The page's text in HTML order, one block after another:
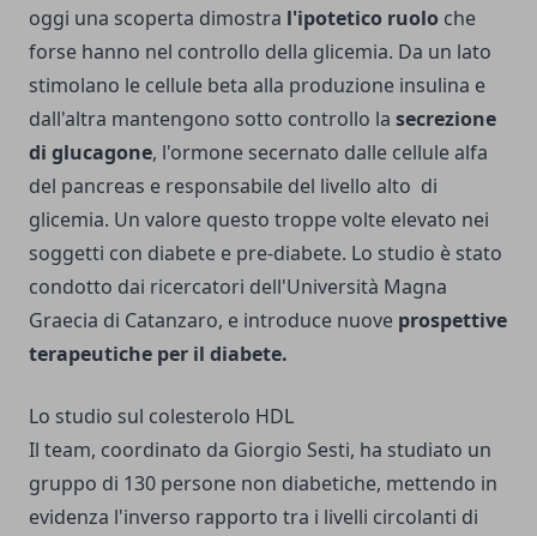
oggi una scoperta dimostra l'ipotetico ruolo che
forse hanno nel controllo della glicemia. Da un lato
stimolano le cellule beta alla produzione insulina e
dall'altra mantengono sotto controllo la secrezione
di glucagone, l'ormone secernato dalle cellule alfa
del pancreas e responsabile del livello alto di
glicemia. Un valore questo troppe volte elevato nei
soggetti con diabete e pre-diabete. Lo studio è stato
condotto dai ricercatori dell'Università Magna
Graecia di Catanzaro, e introduce nuove prospettive
terapeutiche per il diabete.
Lo studio sul colesterolo HDL
Il team, coordinato da Giorgio Sesti, ha studiato un
gruppo di 130 persone non diabetiche, mettendo in
evidenza l'inverso rapporto tra i livelli circolanti di